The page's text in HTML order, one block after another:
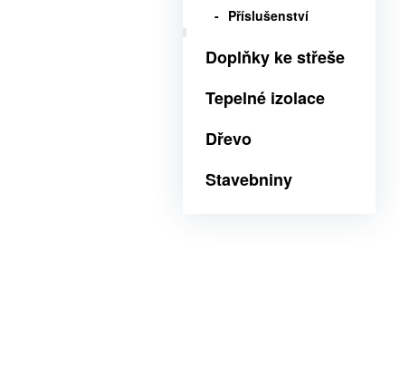
Příslušenství
Doplňky ke střeše
Tepelné izolace
Dřevo
Stavebniny